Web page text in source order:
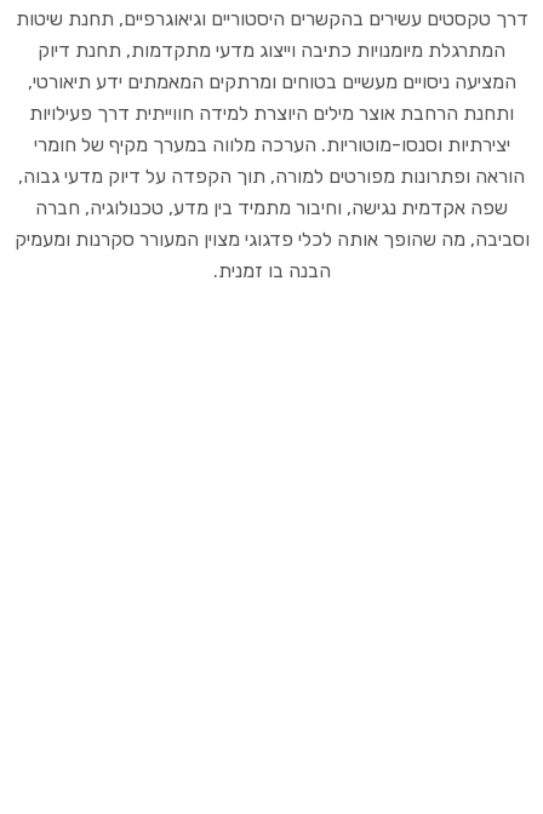
דרך טקסטים עשירים בהקשרים היסטוריים וגיאוגרפיים, תחנת שיטות
המתרגלת מיומנויות כתיבה וייצוג מדעי מתקדמות, תחנת דיוק
המציעה ניסויים מעשיים בטוחים ומרתקים המאמתים ידע תיאורטי,
ותחנת הרחבת אוצר מילים היוצרת למידה חווייתית דרך פעילויות
יצירתיות וסנסו-מוטוריות. הערכה מלווה במערך מקיף של חומרי
הוראה ופתרונות מפורטים למורה, תוך הקפדה על דיוק מדעי גבוה,
שפה אקדמית נגישה, וחיבור מתמיד בין מדע, טכנולוגיה, חברה
וסביבה, מה שהופך אותה לכלי פדגוגי מצוין המעורר סקרנות ומעמיק
הבנה בו זמנית.